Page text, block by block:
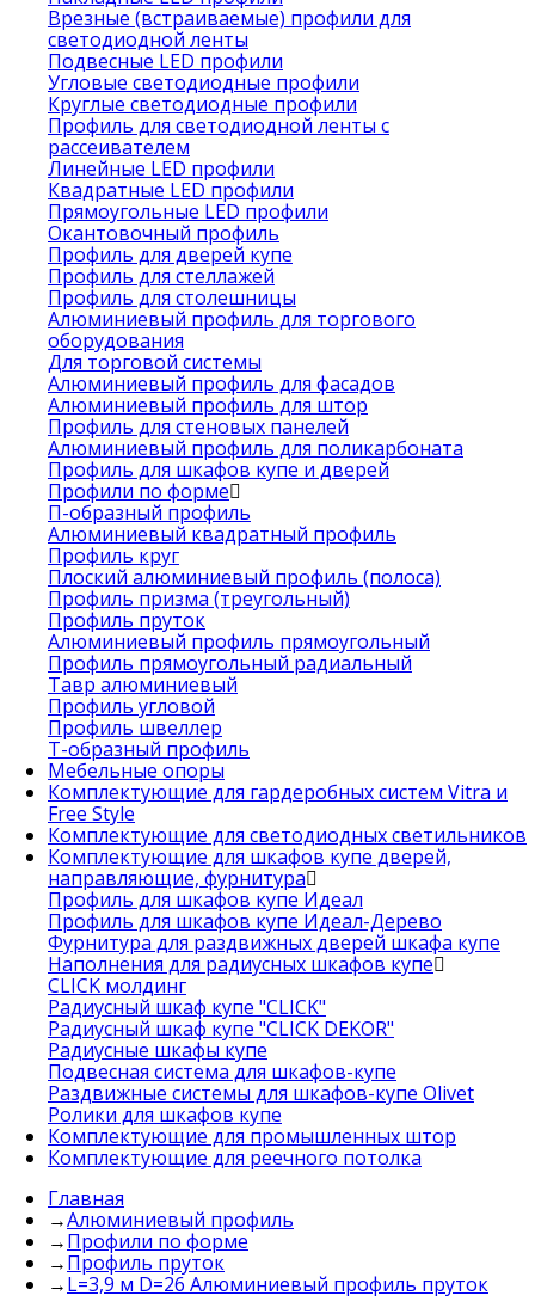
Врезные (встраиваемые) профили для
светодиодной ленты
Подвесные LED профили
Угловые светодиодные профили
Круглые светодиодные профили
Профиль для светодиодной ленты с
рассеивателем
Линейные LED профили
Квадратные LED профили
Прямоугольные LED профили
Окантовочный профиль
Профиль для дверей купе
Профиль для стеллажей
Профиль для столешницы
Алюминиевый профиль для торгового
оборудования
Для торговой системы
Алюминиевый профиль для фасадов
Алюминиевый профиль для штор
Профиль для стеновых панелей
Алюминиевый профиль для поликарбоната
Профиль для шкафов купе и дверей
Профили по форме
П-образный профиль
Алюминиевый квадратный профиль
Профиль круг
Плоский алюминиевый профиль (полоса)
Профиль призма (треугольный)
Профиль пруток
Алюминиевый профиль прямоугольный
Профиль прямоугольный радиальный
Тавр алюминиевый
Профиль угловой
Профиль швеллер
Т-образный профиль
Мебельные опоры
Комплектующие для гардеробных систем Vitra и
Free Style
Комплектующие для светодиодных светильников
Комплектующие для шкафов купе дверей,
направляющие, фурнитура
Профиль для шкафов купе Идеал
Профиль для шкафов купе Идеал-Дерево
Фурнитура для раздвижных дверей шкафа купе
Наполнения для радиусных шкафов купе
CLICK молдинг
Радиусный шкаф купе "CLICK"
Радиусный шкаф купе "CLICK DEKOR"
Радиусные шкафы купе
Подвесная система для шкафов-купе
Раздвижные системы для шкафов-купе Olivet
Ролики для шкафов купе
Комплектующие для промышленных штор
Комплектующие для реечного потолка
Главная
→Алюминиевый профиль
→Профили по форме
→Профиль пруток
→L=3,9 м D=26 Алюминиевый профиль пруток